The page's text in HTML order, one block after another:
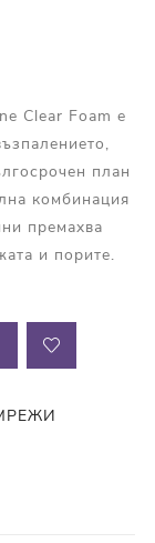
Clear Foam е
план
комбинация
премахва
и порите.